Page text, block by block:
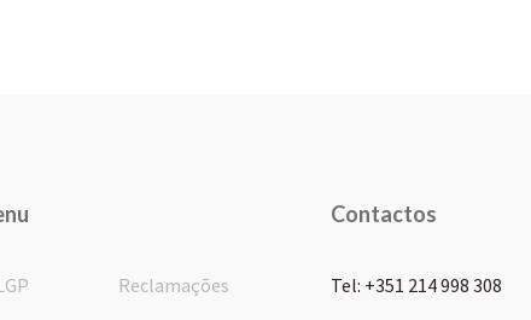
Reclamações
Contactos
Tel: +351 214 998 308